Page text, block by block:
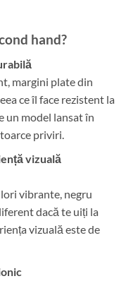
hand?
margini plate din
ce îl face rezistent la
un model lansat în
priviri.
vizuală
vibrante, negru
dacă te uiți la
vizuală este de